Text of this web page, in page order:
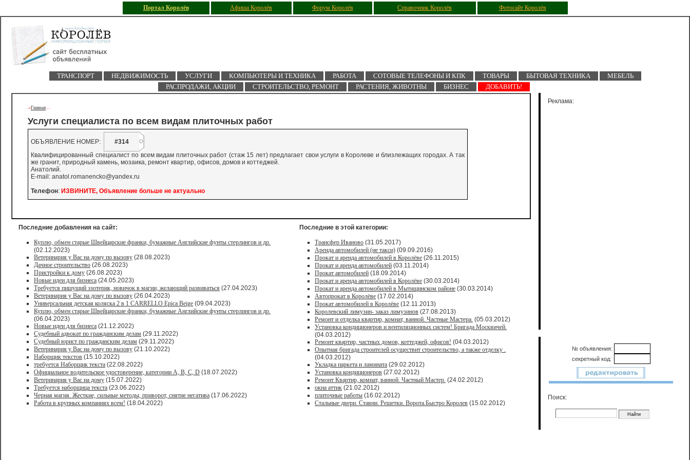
Портал Королёв Афиша Королёв Форум Королёв Справочник Королёв Фотосайт Королёв
ТРАНСПОРТ НЕДВИЖИМОСТЬ УСЛУГИ КОМПЬЮТЕРЫ И ТЕХНИКА РАБОТА СОТОВЫЕ ТЕЛЕФОНЫ И КПК ТОВАРЫ БЫТОВАЯ ТЕХНИКА
МЕБЕЛЬ
РАСПРОДАЖИ, АКЦИИ
СТРОИТЕЛЬСТВО, РЕМОНТ РАСТЕНИЯ, ЖИВОТНЫ БИЗНЕС ДОБАВИТЬ!
->Главная - -
Услуги специалиста по всем видам плиточных работ
ОБЪЯВЛЕНИЕ НОМЕР:
#314
Квалифицированный специалист по всем видам плиточных работ (стаж 15 лет) предлагает свои услуги в Королеве и близлежащих городах. А так
же гранит, природный камень, мозаика, ремонт квартир, офисов, домов и коттеджей.
Анатолий.
E-mail: anatol.romanencko@yandex.ru
Телефон: ИЗВИНИТЕ, Объявление больше не актуально
Последние добавления на сайт:
Куплю, обмен старые Швейцарские франки, бумажные Английские фунты стерлингов и др.
(02.12.2023)
Ветеринария у Вас на дому по вызову (28.08.2023)
Дачное строительство (26.08.2023)
Пристройки к дому (26.08.2023)
Новые идеи для бизнеса (24.05.2023)
Требуется пишущий эзотерик, новичок в магии, желающий развиваться (27.04.2023)
Ветеринария у Вас на дому по вызову (26.04.2023)
Универсальная детская коляска 2 в 1 CARRELLO Epica Beige (09.04.2023)
Куплю, обмен старые Швейцарские франки, бумажные Английские фунты стерлингов и др.
(06.04.2023)
Новые идеи для бизнеса (21.12.2022)
Судебный адвокат по гражданским делам (29.11.2022)
Судебный юрист по гражданским делам (29.11.2022)
Ветеринария у Вас на дому по вызову (21.10.2022)
Наборщик текстов (15.10.2022)
требуется Наборщик текста (22.08.2022)
Официальное водительское удостоверение, категории A, B, C, D (18.07.2022)
Ветеринария у Вас на дому (15.07.2022)
Требуется наборщица текста (23.06.2022)
Черная магия. Жесткие, сильные методы, приворот, снятие негатива (17.06.2022)
Работа в крупных компаниях всем! (18.04.2022)
Последние в этой категории:
Трансфер Иваново (31.05.2017)
Аренда автомобилей (не такси) (09.09.2016)
Прокат и аренда автомобилей в Королёве (26.11.2015)
Прокат и аренда автомобилей (03.11.2014)
Прокат автомобилей (18.09.2014)
Прокат и аренда автомобилей в Королёве (30.03.2014)
Прокат и аренда автомобилей в Мытищинском районе (30.03.2014)
Автопрокат в Королёве (17.02.2014)
Прокат автомобилей в Королёве (12.11.2013)
Королевский лимузин- заказ лимузинов (27.08.2013)
Ремонт и отделка квартир, комнат, ванной. Частные Мастера. (05.03.2012)
Установка кондиционеров и вентиляционных систем! Бригада Москвичей.
(04.03.2012)
Ремонт квартир, частных домов, коттеджей, офисов! (04.03.2012)
Опытная бригада строителей осуществит строительство, а также отделку .
(04.03.2012)
Укладка паркета и ламината (29.02.2012)
Установка кондиционеров (27.02.2012)
Ремонт Квартир, комнат, ванной. Частный Мастер. (24.02.2012)
окна аттик (21.02.2012)
плиточные работы (16.02.2012)
Стальные двери. Ставни. Решетки. Ворота.Быстро Королев (15.02.2012)
Реклама:
№ объявления:
секретный код:
Поиск: